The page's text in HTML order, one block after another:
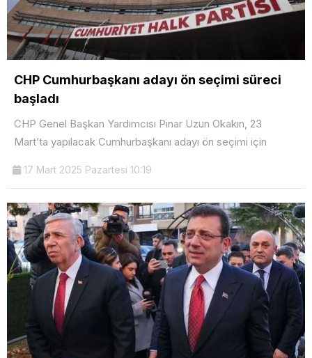
CHP Cumhurbaşkanı adayı ön seçimi süreci
başladı
CHP Genel Başkan Yardımcısı Pınar Uzun Okakın, 23
Mart’ta yapılacak Cumhurbaşkanı adayı ön seçimi için
17 Mart 2025 Pazartesi 10:19